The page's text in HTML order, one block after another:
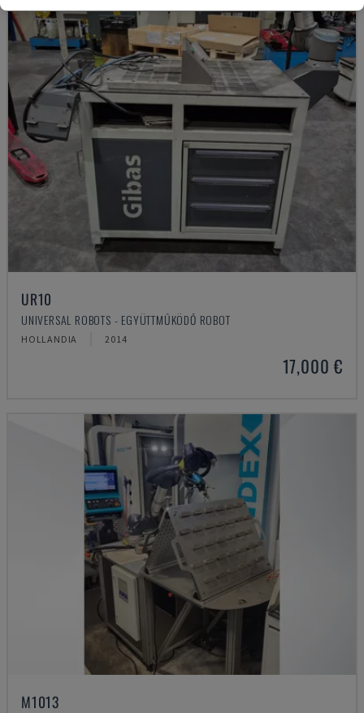
UR10
UNIVERSAL ROBOTS - EGYÜTTMŰKÖDŐ ROBOT
HOLLANDIA 2014
17,000 €
M1013